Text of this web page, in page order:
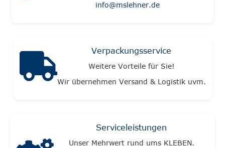
info@mslehner.de
Verpackungsservice
Weitere Vorteile für Sie!
Wir übernehmen Versand & Logistik uvm.
Serviceleistungen
Unser Mehrwert rund ums KLEBEN.